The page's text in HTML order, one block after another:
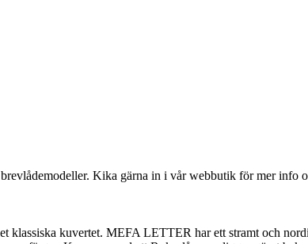
Kika gärna in i vår webbutik för mer info
kuvertet. MEFA LETTER har ett stramt och